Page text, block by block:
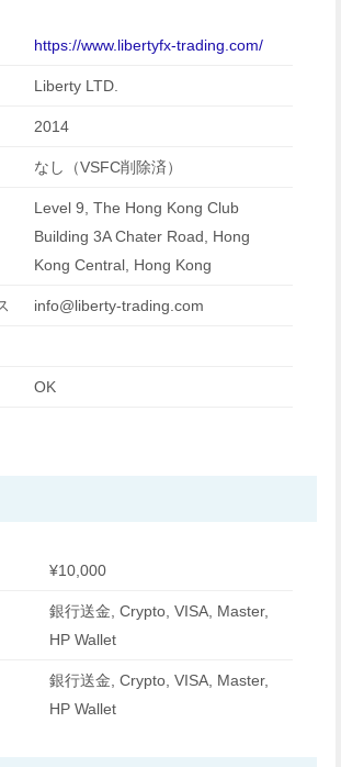
https://www.libertyfx-trading.com/
Liberty LTD.
2014
なし（VSFC削除済）
Level 9, The Hong Kong Club
Building 3A Chater Road, Hong
Kong Central, Hong Kong
info@liberty-trading.com
OK
¥10,000
銀行送金, Crypto, VISA, Master,
HP Wallet
銀行送金, Crypto, VISA, Master,
HP Wallet